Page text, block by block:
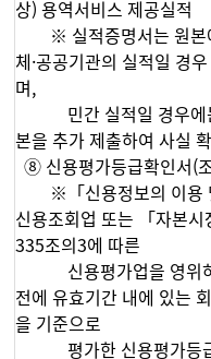
상) 용역서비스 제공실적
※ 실적증명서는 원본에
체·공공기관의 실적일 경
며,
민간 실적일 경우에는
본을 추가 제출하여 사실
⑧ 신용평가등급확인서(
※「신용정보의 이용 및
신용조회업 또는 「자본시
335조의3에 따른
신용평가업을 영위하
전에 유효기간 내에 있는
을 기준으로
평가한 신용평가등급